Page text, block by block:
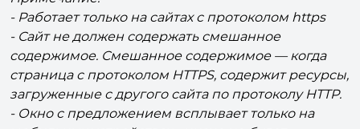
Примечание:
- Работает только на сайтах с протоколом https
- Сайт не должен содержать смешанное
содержимое. Смешанное содержимое — когда
страница с протоколом HTTPS, содержит ресурсы,
загруженные с другого сайта по протоколу HTTP.